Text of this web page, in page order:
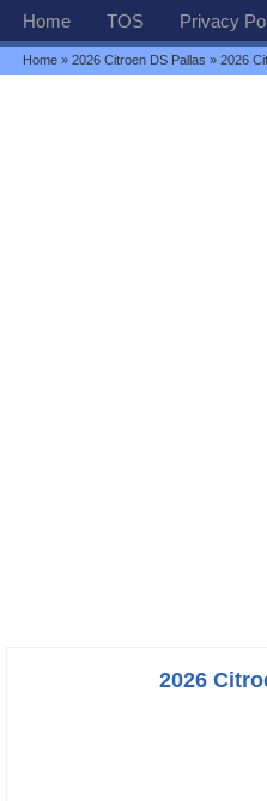
Home TOS Privacy
Home »2026 Citroen DS Pallas » 2026
2026